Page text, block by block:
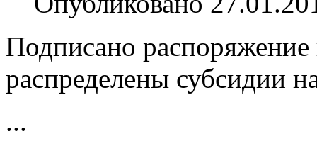
Подписано
распределены субсидии
...